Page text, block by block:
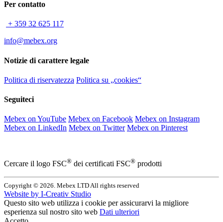
Per contatto
+ 359 32 625 117
info@mebex.org
Notizie di carattere legale
Politica di riservatezza Politica su „cookies“
Seguiteci
Mebex on YouTube Mebex on Facebook Mebex on Instagram
Mebex on LinkedIn Mebex on Twitter Mebex on Pinterest
Cercare il logo FSC® dei certificati FSC® prodotti
Copyright © 2026. Mebex LTD All rights reserved
Website by I-Creativ Studio
Questo sito web utilizza i cookie per assicurarvi la migliore
esperienza sul nostro sito web Dati ulteriori